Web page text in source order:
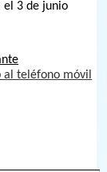
el 3 de junio
al teléfono móvil